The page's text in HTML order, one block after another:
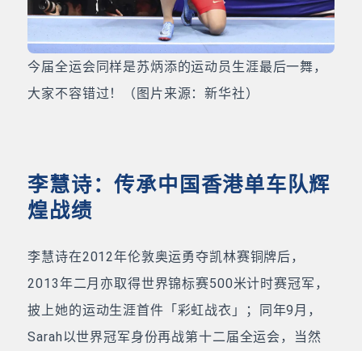
今届全运会同样是苏炳添的运动员生涯最后一舞，
大家不容错过！（图片来源：新华社）
李慧诗：传承中国香港单车队辉
煌战绩
李慧诗在2012年伦敦奥运勇夺凯林赛铜牌后，
2013年二月亦取得世界锦标赛500米计时赛冠军，
披上她的运动生涯首件「彩虹战衣」；同年9月，
Sarah以世界冠军身份再战第十二届全运会，当然